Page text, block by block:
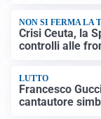
NON SI FERMA LA
Crisi Ceuta, la
controlli alle
LUTTO
Francesco
cantautore